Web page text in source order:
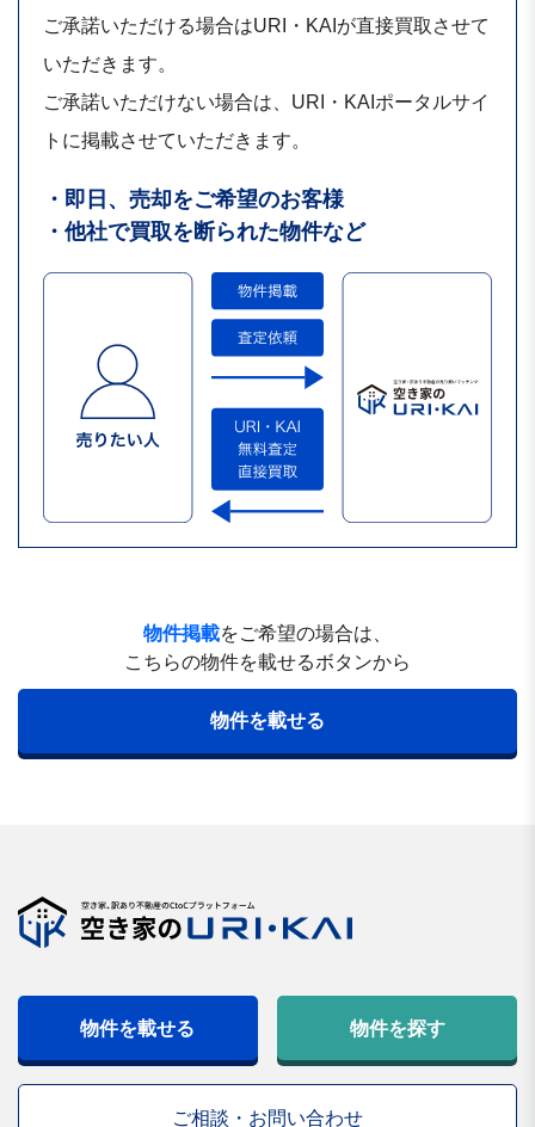
ご承諾いただける場合はURI・KAIが直接買取させて
いただきます。
ご承諾いただけない場合は、URI・KAIポータルサイ
トに掲載させていただきます。
・即日、売却をご希望のお客様
・他社で買取を断られた物件など
物件掲載をご希望の場合は、
こちらの物件を載せるボタンから
物件を載せる
物件を載せる 物件を探す
ご相談・お問い合わせ